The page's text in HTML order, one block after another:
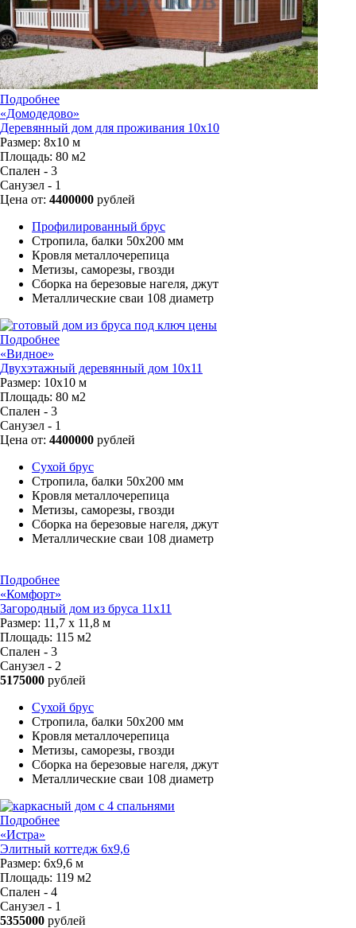
Подробнее
«Домодедово»
Деревянный дом для проживания 10x10
Размер: 8х10 м
Площадь: 80 м2
Спален - 3
Санузел - 1
Цена от: 4400000 рублей
Профилированный брус
Стропила, балки 50х200 мм
Кровля металлочерепица
Метизы, саморезы, гвозди
Сборка на березовые нагеля, джут
Металлические сваи 108 диаметр
Подробнее
«Видное»
Двухэтажный деревянный дом 10х11
Размер: 10х10 м
Площадь: 80 м2
Спален - 3
Санузел - 1
Цена от: 4400000 рублей
Сухой брус
Стропила, балки 50х200 мм
Кровля металлочерепица
Метизы, саморезы, гвозди
Сборка на березовые нагеля, джут
Металлические сваи 108 диаметр
Подробнее
«Комфорт»
Загородный дом из бруса 11х11
Размер: 11,7 х 11,8 м
Площадь: 115 м2
Спален - 3
Санузел - 2
5175000 рублей
Сухой брус
Стропила, балки 50х200 мм
Кровля металлочерепица
Метизы, саморезы, гвозди
Сборка на березовые нагеля, джут
Металлические сваи 108 диаметр
Подробнее
«Истра»
Элитный коттедж 6х9,6
Размер: 6х9,6 м
Площадь: 119 м2
Спален - 4
Санузел - 1
5355000 рублей